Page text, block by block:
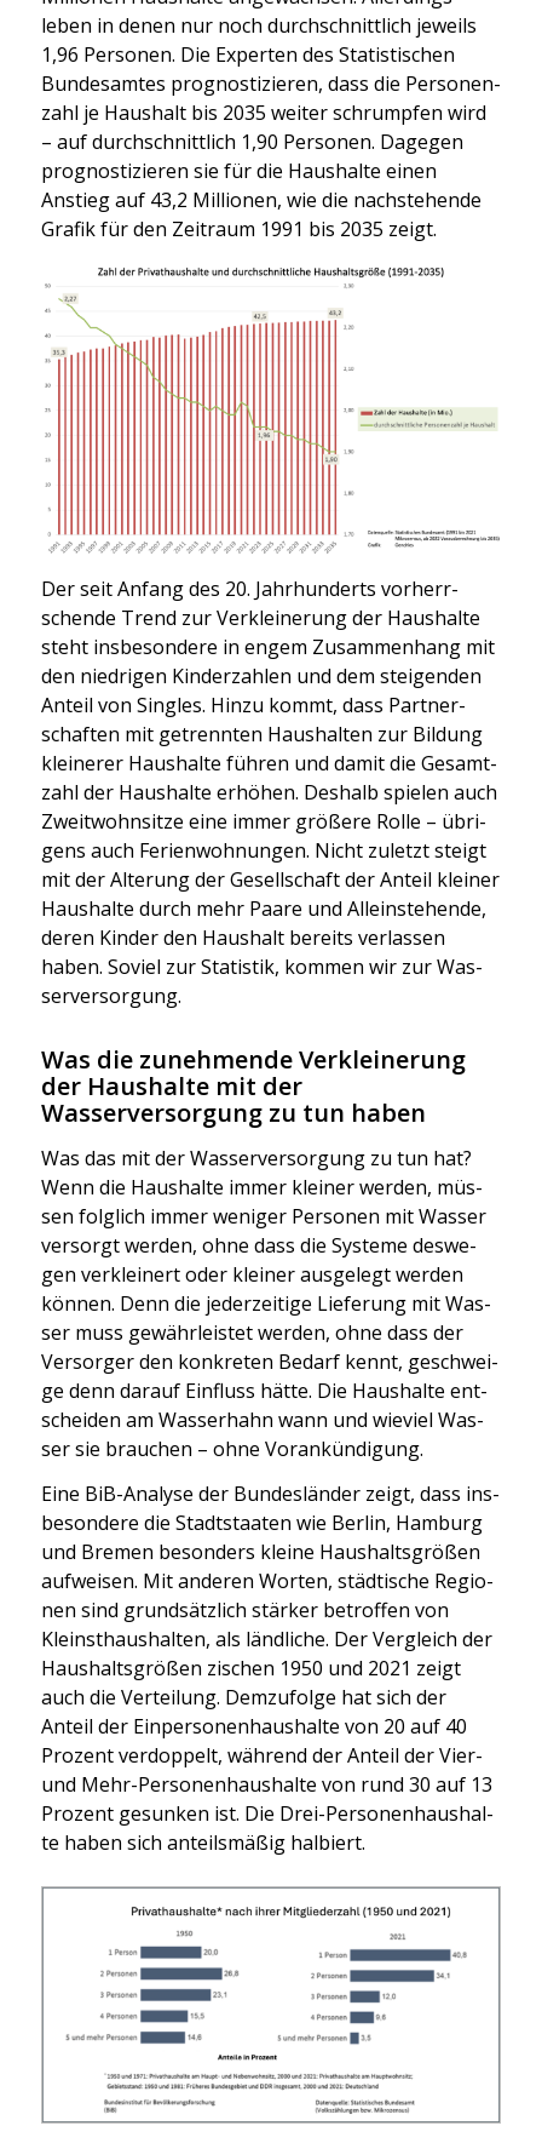
leben in denen nur noch durch­schnitt­lich jeweils
1,96 Per­so­nen. Die Exper­ten des Sta­tis­ti­schen
Bun­des­am­tes pro­gnos­ti­zie­ren, dass die Per­so­nen­
zahl je Haus­halt bis 2035 wei­ter schrump­fen wird
– auf durch­schnitt­lich 1,90 Per­so­nen. Dage­gen
pro­gnos­ti­zie­ren sie für die Haus­hal­te einen
Anstieg auf 43,2 Mil­lio­nen, wie die nach­ste­hen­de
Gra­fik für den Zeit­raum 1991 bis 2035 zeigt.
Der seit Anfang des 20. Jahr­hun­derts vor­herr­
schen­de Trend zur Ver­klei­ne­rung der Haus­hal­te
steht ins­be­son­de­re in engem Zusam­men­hang mit
den nied­ri­gen Kin­der­zah­len und dem stei­gen­den
Anteil von Sin­gles. Hin­zu kommt, dass Part­ner­
schaf­ten mit getrenn­ten Haus­hal­ten zur Bil­dung
klei­ne­rer Haus­hal­te füh­ren und damit die Gesamt­
zahl der Haus­hal­te erhö­hen. Des­halb spie­len auch
Zweit­wohn­sit­ze eine immer grö­ße­re Rol­le – übri­
gens auch Feri­en­woh­nun­gen. Nicht zuletzt steigt
mit der Alte­rung der Gesell­schaft der Anteil klei­ner
Haus­hal­te durch mehr Paa­re und Allein­ste­hen­de,
deren Kin­der den Haus­halt bereits ver­las­sen
haben. Soviel zur Sta­tis­tik, kom­men wir zur Was­
ser­ver­sor­gung.
Was die zunehmende Verkleinerung
der Haushalte mit der
Wasserversorgung zu tun haben
Was das mit der Was­ser­ver­sor­gung zu tun hat?
Wenn die Haus­hal­te immer klei­ner wer­den, müs­
sen folg­lich immer weni­ger Per­so­nen mit Was­ser
ver­sorgt wer­den, ohne dass die Sys­te­me des­we­
gen ver­klei­nert oder klei­ner aus­ge­legt wer­den
kön­nen. Denn die jeder­zei­ti­ge Lie­fe­rung mit Was­
ser muss gewähr­leis­tet wer­den, ohne dass der
Ver­sor­ger den kon­kre­ten Bedarf kennt, geschwei­
ge denn dar­auf Ein­fluss hät­te. Die Haus­hal­te ent­
schei­den am Was­ser­hahn wann und wie­viel Was­
ser sie brau­chen – ohne Vor­ankün­di­gung.
Eine BiB-Ana­ly­se der Bun­des­län­der zeigt, dass ins­
be­son­de­re die Stadt­staa­ten wie Ber­lin, Ham­burg
und Bre­men beson­ders klei­ne Haus­halts­grö­ßen
auf­wei­sen. Mit ande­ren Wor­ten, städ­ti­sche Regio­
nen sind grund­sätz­lich stär­ker betrof­fen von
Kleinst­haus­hal­ten, als länd­li­che. Der Ver­gleich der
Haus­halts­grö­ßen zischen 1950 und 2021 zeigt
auch die Ver­tei­lung. Dem­zu­fol­ge hat sich der
Anteil der Ein­per­so­nen­haus­hal­te von 20 auf 40
Pro­zent ver­dop­pelt, wäh­rend der Anteil der Vier-
und Mehr-Per­so­nen­haus­hal­te von rund 30 auf 13
Pro­zent gesun­ken ist. Die Drei-Per­so­nen­haus­hal­
te haben sich anteils­mä­ßig hal­biert.